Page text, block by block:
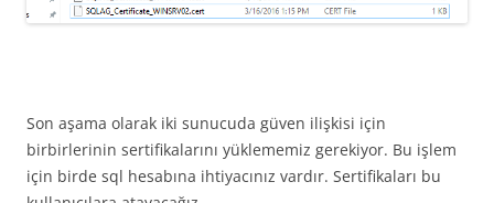
Son aşama olarak iki sunucuda güven ilişkisi için
birbirlerinin sertifikalarını yüklememiz gerekiyor. Bu işlem
için birde sql hesabına ihtiyacınız vardır. Sertifikaları bu